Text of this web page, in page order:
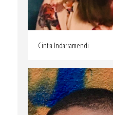
Cintia Indarramendi